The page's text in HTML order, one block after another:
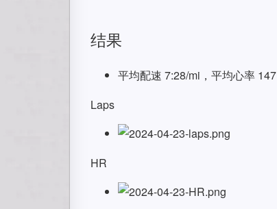
结果
平均配速 7:28/mi，平均心率 147
Laps
HR